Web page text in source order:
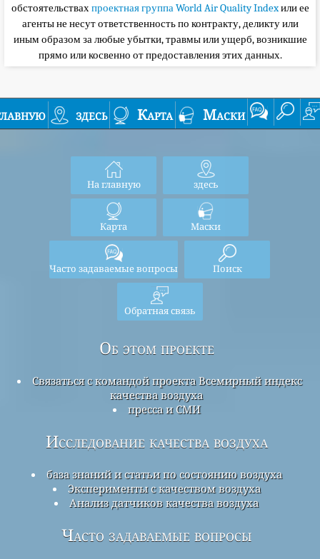
обстоятельствахпроектная группа World Air Quality Indexили ее
агенты не несут ответственность по контракту, деликту или
иным образом за любые убытки, травмы или ущерб, возникшие
прямо или косвенно от предоставления этих данных.
здесь Карта Маски
На главную здесь
Карта Маски
Часто задаваемые вопросы Поиск
Обратная связь
Об этом проекте
Связаться с командой проекта Всемирный индекс
качества воздуха
пресса и СМИ
Исследование качества воздуха
база знаний и статьи по состоянию воздуха
Эксперименты с качеством воздуха
Анализ датчиков качества воздуха
Часто задаваемые вопросы